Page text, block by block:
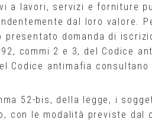
a lavori, servizi e forniture
dal loro valore.
presentato domanda di
commi 2 e 3, del Codice
Codice antimafia
52-bis, della legge, i
con le modalità previste dal